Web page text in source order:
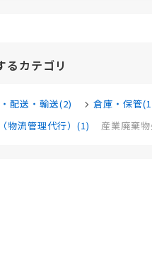
るカテゴリ
配送・輸送(2) 倉庫・保管
物流管理代行）(1)
産業廃棄